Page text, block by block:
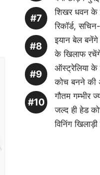
शिखर धवन के
रिकॉर्ड,
इयान बेल
के खिलाफ
ऑस्ट्रेलिया के
कोच बनने की
गौतम गम्भीर
जल्द ही हेड
विनिंग खिलाड़ी